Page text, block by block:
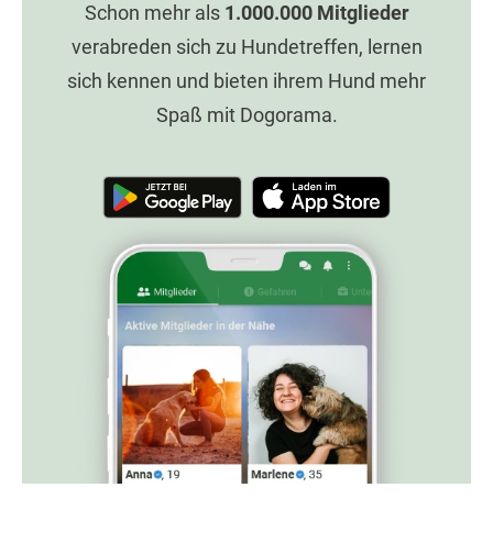
Schon mehr als 1.000.000Mitglieder
verabreden sich zu Hundetreffen, lernen
sich kennen und bieten ihrem Hund mehr
Spaß mit Dogorama.